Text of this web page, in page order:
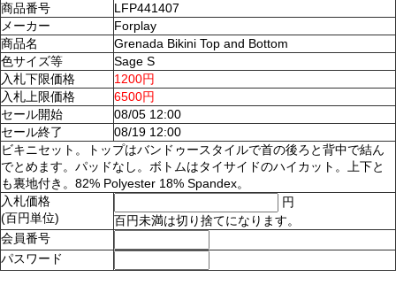
商品番号
LFP441407
メーカー
Forplay
商品名
Grenada Bikini Top and Bottom
色サイズ等
Sage S
入札下限価格
1200円
入札上限価格
6500円
セール開始
08/05 12:00
セール終了
08/19 12:00
ビキニセット。トップはバンドゥースタイルで首の後ろと背中で結ん
でとめます。パッドなし。ボトムはタイサイドのハイカット。上下と
も裏地付き。82% Polyester 18% Spandex。
入札価格
(百円単位)
円
百円未満は切り捨てになります。
会員番号
パスワード